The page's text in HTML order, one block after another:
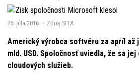
25. júla 2016 Zdroj SITA
Americký výrobca softvéru za apríl až
mld. USD. Spoločnosť uviedla, že sa
cloudových služieb.